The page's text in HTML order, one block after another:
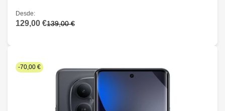
Desde:
129,00 €139,00 €
-70,00 €